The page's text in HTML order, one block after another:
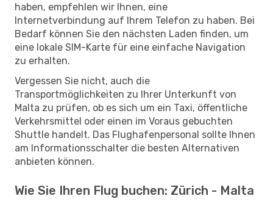
haben, empfehlen wir Ihnen, eine
Internetverbindung auf Ihrem Telefon zu haben. Bei
Bedarf können Sie den nächsten Laden finden, um
eine lokale SIM-Karte für eine einfache Navigation
zu erhalten.
Vergessen Sie nicht, auch die
Transportmöglichkeiten zu Ihrer Unterkunft von
Malta zu prüfen, ob es sich um ein Taxi, öffentliche
Verkehrsmittel oder einen im Voraus gebuchten
Shuttle handelt. Das Flughafenpersonal sollte Ihnen
am Informationsschalter die besten Alternativen
anbieten können.
Wie Sie Ihren Flug buchen: Zürich - Malta